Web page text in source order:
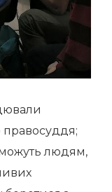
правосуддя;
людям,